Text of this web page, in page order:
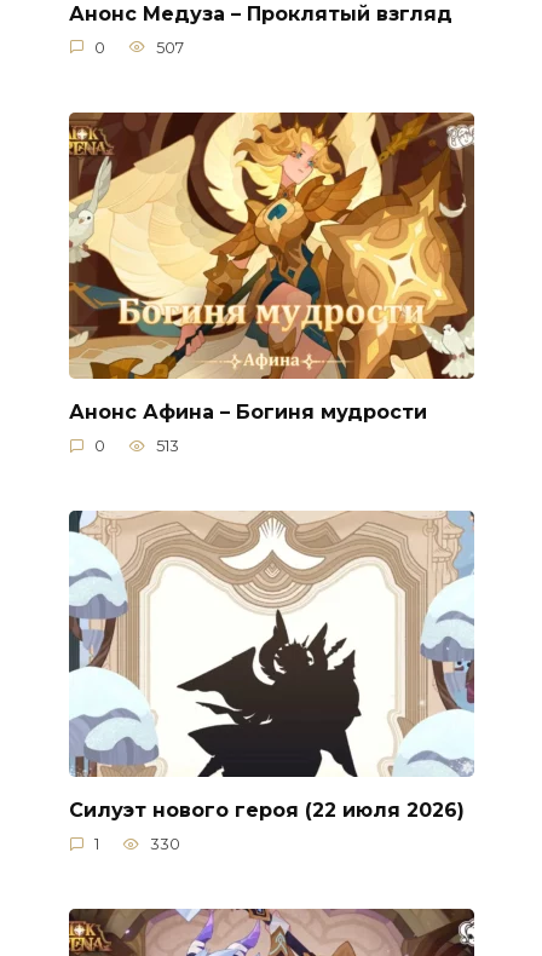
Анонс Медуза – Проклятый взгляд
0 507
Анонс Афина – Богиня мудрости
0 513
Силуэт нового героя (22 июля 2026)
1 330